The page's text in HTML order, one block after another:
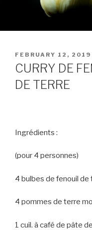
POSTED
ON
FEBRUARY 12, 2019
CURRY DE
DE TERRE
Ingrédients :
(pour 4 personnes)
4 bulbes de fenouil de
4 pommes de terre
1 cuil. à café de pâte